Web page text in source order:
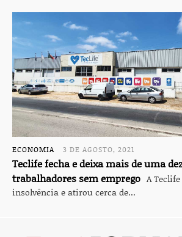
ECONOMIA 3 DE AGOSTO, 2021
Teclife fecha e deixa mais de uma
trabalhadores sem emprego A
insolvência e atirou cerca de...